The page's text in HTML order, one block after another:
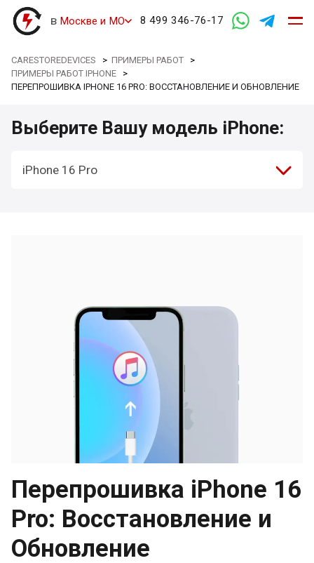
в Москве и МО 8 499 346-76-17
CARESTOREDEVICES >ПРИМЕРЫ РАБОТ >
ПРИМЕРЫ РАБОТ IPHONE >
ПЕРЕПРОШИВКА IPHONE 16 PRO: ВОССТАНОВЛЕНИЕ И ОБНОВЛЕНИЕ
Выберите Вашу модель iPhone:
iPhone 16 Pro
Перепрошивка iPhone 16
Pro: Восстановление и
Обновление